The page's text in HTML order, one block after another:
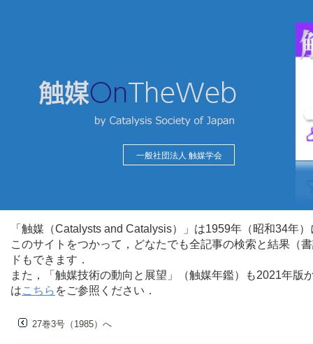
一般社団法人 触媒学会
「触媒（Catalysts and Catalysis）」は1959年（昭和34年
このサイトをつかって，どなたでも全記事の検索と結果（
ドもできます．
また，「触媒技術の動向と展望」（触媒年鑑）も2021年
はこちら をご参照ください．
27巻3号（1985）へ